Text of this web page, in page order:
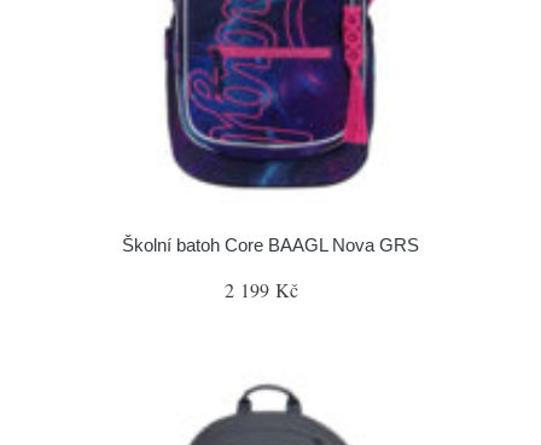
Školní batoh Core BAAGL Nova GRS
2 199 Kč